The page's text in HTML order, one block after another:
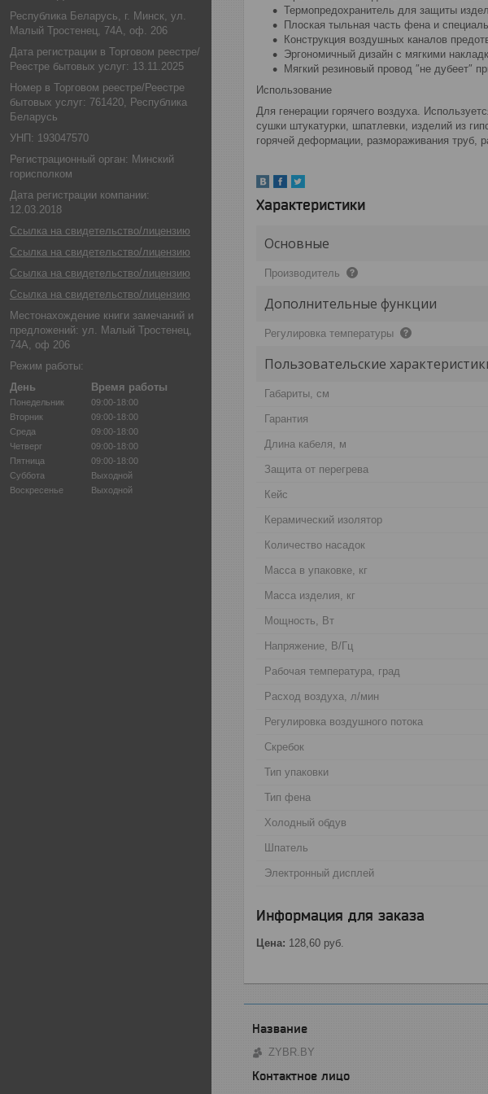
Республика Беларусь, г. Минск, ул.
Малый Тростенец, 74А, оф. 206
Дата регистрации в Торговом реестре/
Реестре бытовых услуг: 13.11.2025
Номер в Торговом реестре/Реестре
бытовых услуг: 761420, Республика
Беларусь
УНП: 193047570
Регистрационный орган: Минский
горисполком
Дата регистрации компании:
12.03.2018
Ссылка на свидетельство/лицензию
Ссылка на свидетельство/лицензию
Ссылка на свидетельство/лицензию
Ссылка на свидетельство/лицензию
Местонахождение книги замечаний и
предложений: ул. Малый Тростенец,
74А, оф 206
Режим работы:
День
Время работы
Понедельник
09:00-18:00
Вторник
09:00-18:00
Среда
09:00-18:00
Четверг
09:00-18:00
Пятница
09:00-18:00
Суббота
Выходной
Воскресенье
Выходной
Термопредохранитель для защиты
Плоская тыльная часть фена и
Конструкция воздушных каналов
Эргономичный дизайн с мягкими
Мягкий резиновый провод ″не дубеет″
Использование
Для генерации горячего воздуха.
сушки штукатурки, шпатлевки, изделий из
горячей деформации, размораживания труб,
Характеристики
Основные
Производитель
Дополнительные функции
Регулировка температуры
Пользовательские
Габариты, см
Гарантия
Длина кабеля, м
Защита от перегрева
Кейс
Керамический изолятор
Количество насадок
Масса в упаковке, кг
Масса изделия, кг
Мощность, Вт
Напряжение, В/Гц
Рабочая температура, град
Расход воздуха, л/мин
Регулировка воздушного потока
Скребок
Тип упаковки
Тип фена
Холодный обдув
Шпатель
Электронный дисплей
Информация для заказа
Цена: 128,60 руб.
ZYBR.BY